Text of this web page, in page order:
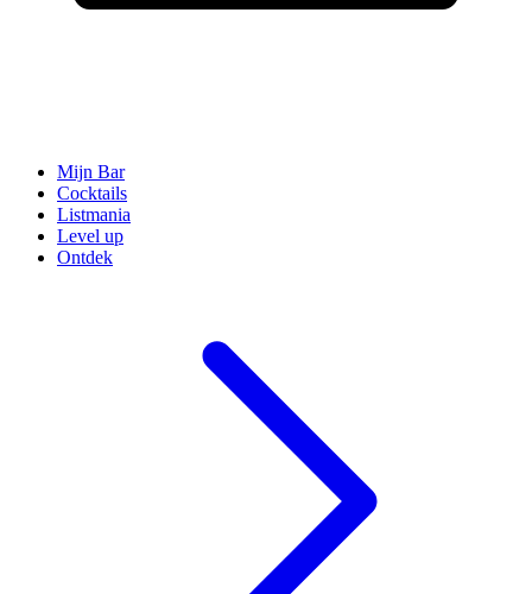
Mijn Bar
Cocktails
Listmania
Level up
Ontdek